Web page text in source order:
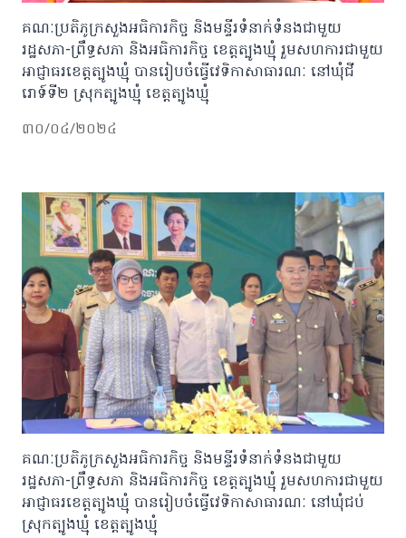
គណៈប្រតិភូក្រសួងអធិការកិច្ច និងមន្ទីរទំនាក់ទំនងជាមួយ
រដ្ឋសភា-ព្រឹទ្ធសភា និងអធិការកិច្ច ខេត្តត្បូងឃ្មុំ រួមសហការជាមួយ
អាជ្ញាធរខេត្តត្បូងឃ្មុំ បានរៀបចំធ្វើវេទិកាសាធារណៈ នៅឃុំជី
រោទ៍ទី២ ស្រុកត្បូងឃ្មុំ ខេត្តត្បូងឃ្មុំ
៣០/០៤/២០២៤
គណៈប្រតិភូក្រសួងអធិការកិច្ច និងមន្ទីរទំនាក់ទំនងជាមួយ
រដ្ឋសភា-ព្រឹទ្ធសភា និងអធិការកិច្ច ខេត្តត្បូងឃ្មុំ រួមសហការជាមួយ
អាជ្ញាធរខេត្តត្បូងឃ្មុំ បានរៀបចំធ្វើវេទិកាសាធារណៈ នៅឃុំជប់
ស្រុកត្បូងឃ្មុំ ខេត្តត្បូងឃ្មុំ